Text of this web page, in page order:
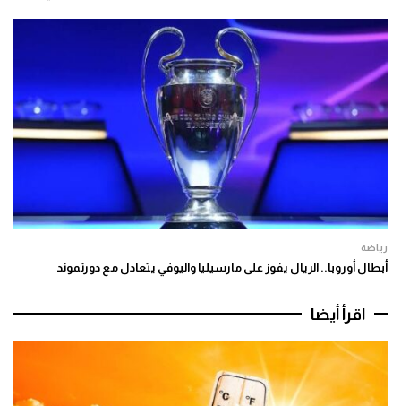
رياضة
أبطال أوروبا.. الريال يفوز على مارسيليا واليوفي يتعادل مع دورتموند
اقرأ أيضا